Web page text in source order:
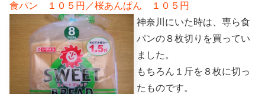
食パン １０５円／桜あんぱん １０５円
神奈川にいた時は、専ら食
パンの８枚切りを買ってい
ました。
もちろん１斤を８枚に切っ
たものです。